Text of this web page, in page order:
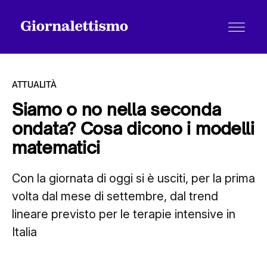
Tutti gli articoli
Chi siamo
Contatti
ATTUALITÀ
Siamo o no nella seconda
ondata? Cosa dicono i modelli
matematici
Con la giornata di oggi si è usciti, per la prima
volta dal mese di settembre, dal trend
lineare previsto per le terapie intensive in
Italia